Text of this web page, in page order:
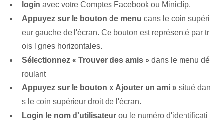
login avec votre Comptes Facebook ou Miniclip.
Appuyez sur le bouton de menu dans le coin supéri
eur gauche de l'écran. Ce bouton est représenté par tr
ois lignes horizontales.
Sélectionnez « Trouver des amis » dans le menu dé
roulant
Appuyez sur le bouton « Ajouter un ami » situé dan
s le coin supérieur droit de l'écran.
Login le nom d'utilisateur ou le numéro d'identificati